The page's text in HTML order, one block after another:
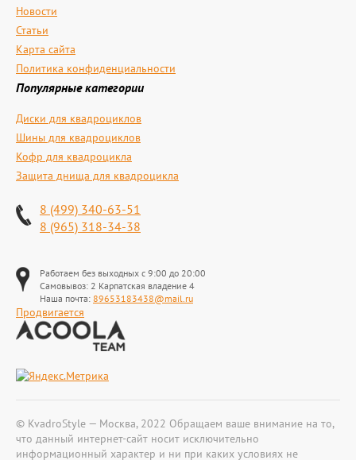
Новости
Статьи
Карта сайта
Политика конфиденциальности
Популярные категории
Диски для квадроциклов
Шины для квадроциклов
Кофр для квадроцикла
Защита днища для квадроцикла
8 (499) 340-63-51
8 (965) 318-34-38
Работаем без выходных с 9:00 до 20:00
Самовывоз: 2 Карпатская владение 4
Наша почта: 89653183438@mail.ru
Продвигается
© KvadroStyle — Москва, 2022 Обращаем ваше внимание на то,
что данный интернет-сайт носит исключительно
информационный характер и ни при каких условиях не